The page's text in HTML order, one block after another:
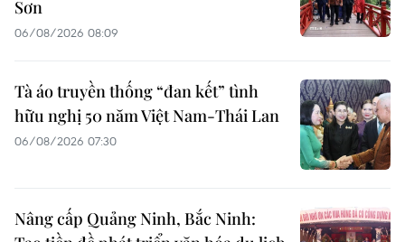
Sơn
06/08/2026 08:09
Tà áo truyền thống “đan kết” tình
hữu nghị 50 năm Việt Nam-Thái Lan
06/08/2026 07:30
Nâng cấp Quảng Ninh, Bắc Ninh: